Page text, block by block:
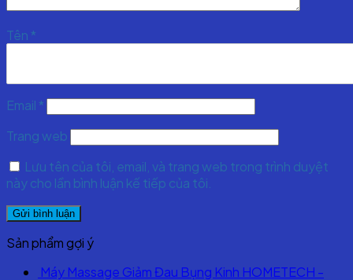
Tên *
Email *
Trang web
Lưu tên của tôi, email, và trang web trong trình duyệt
này cho lần bình luận kế tiếp của tôi.
Sản phẩm gợi ý
Máy Massage Giảm Đau Bụng Kinh HOMETECH -